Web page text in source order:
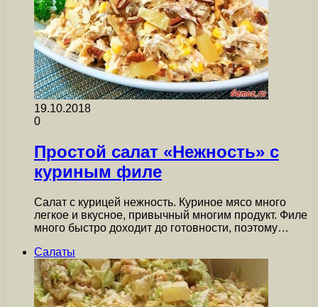
19.10.2018
0
Простой салат «Нежность» с
куриным филе
Салат с курицей нежность. Куриное мясо много
легкое и вкусное, привычный многим продукт. Филе
много быстро доходит до готовности, поэтому…
Салаты